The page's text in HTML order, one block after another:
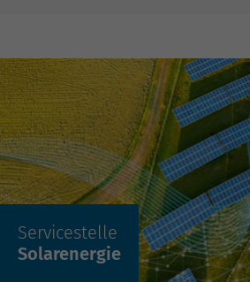
Servicestelle
Solarenergie
Mehr erfahren »